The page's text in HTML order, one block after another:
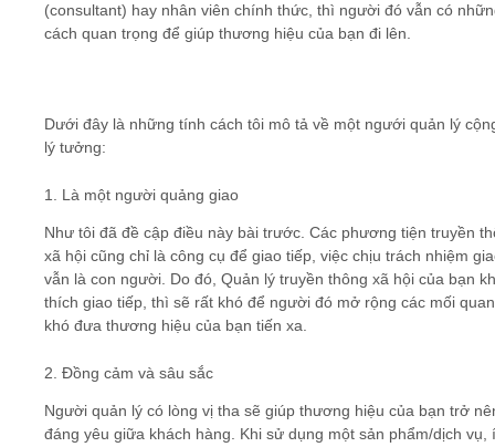
Liên hệ - Đăng ký
(consultant) hay nhân viên chính thức, thì người đó vẫn có
cách quan trọng để giúp thương hiệu của bạn đi lên.
Dưới đây là những tính cách tôi mô tả về một ngưới quản lý
lý tưởng:
1. Là một người quảng giao
Như tôi đã đề cập điều này bài trước. Các phương tiện truyền
xã hội cũng chỉ là công cụ để giao tiếp, việc chịu trách nhiệm
vẫn là con người. Do đó, Quản lý truyền thông xã hội của bạn
thích giao tiếp, thì sẽ rất khó để người đó mở rộng các mối
khó đưa thương hiệu của bạn tiến xa.
2. Đồng cảm và sâu sắc
Người quản lý có lòng vị tha sẽ giúp thương hiệu của bạn trở
đáng yêu giữa khách hàng. Khi sử dụng một sản phẩm/dịch vụ,